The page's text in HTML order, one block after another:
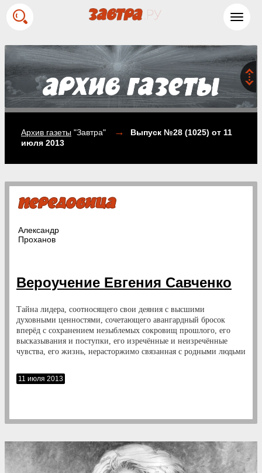
Архив газеты "Завтра" → Выпуск №28 (1025) от 11
июля 2013
Александр
Проханов
Вероучение Евгения Савченко
Тайна лидера, соотносящего свои деяния с высшими
духовными ценностями, сочетающего авангардный бросок
вперёд с сохранением незыблемых сокровищ прошлого, его
высказывания и поступки, его изречённые и неизречённые
чувства, его жизнь, нерасторжимо связанная с родными людьми
Евгения Савченко, многоопытного русского губернатора,
кудесника и чудотворца
11 июля 2013